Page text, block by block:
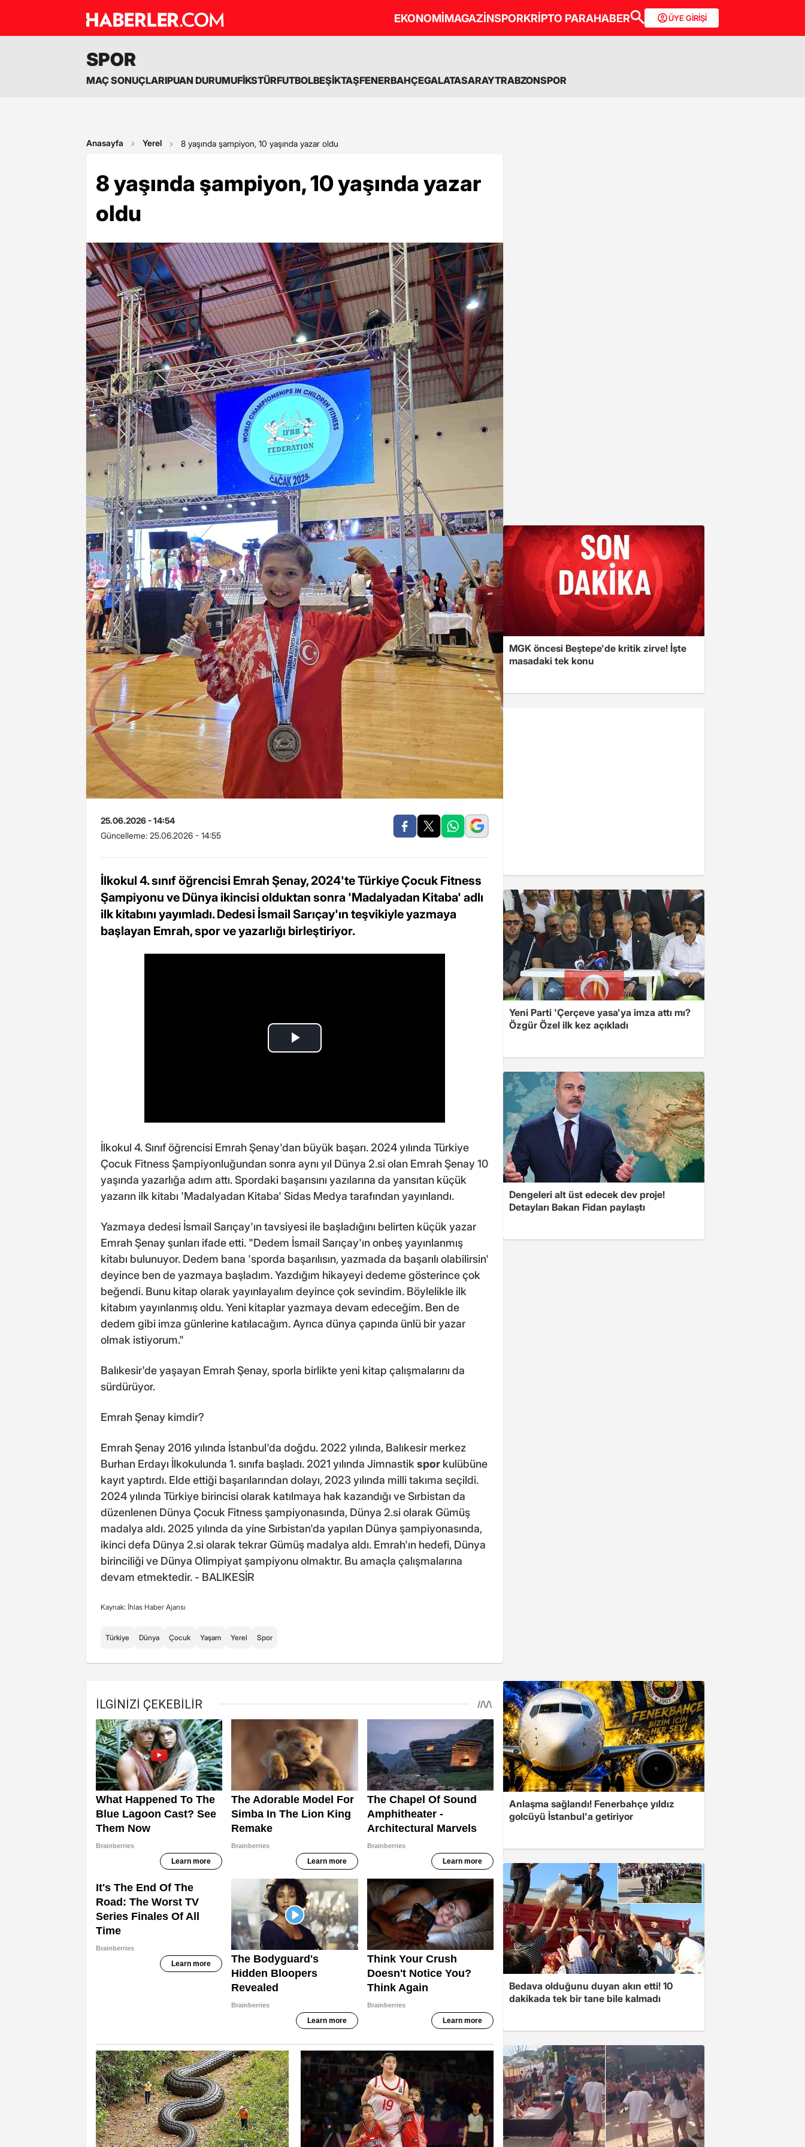
EKONOMİMAGAZİNSPORKRİPTO PARAHABER ÜYE GİRİŞİ
SPOR
MAÇ SONUÇLARIPUAN DURUMUFİKSTÜRFUTBOLBEŞİKTAŞFENERBAHÇEGALATASARAYTRABZONSPOR
Anasayfa Yerel 8 yaşında şampiyon, 10 yaşında yazar oldu
8 yaşında şampiyon, 10 yaşında yazar
oldu
25.06.2026 - 14:54
Güncelleme: 25.06.2026 - 14:55
İlkokul 4. sınıf öğrencisi Emrah Şenay, 2024'te Türkiye Çocuk Fitness
Şampiyonu ve Dünya ikincisi olduktan sonra 'Madalyadan Kitaba' adlı
ilk kitabını yayımladı. Dedesi İsmail Sarıçay'ın teşvikiyle yazmaya
başlayan Emrah, spor ve yazarlığı birleştiriyor.
İlkokul 4. Sınıf öğrencisi Emrah Şenay'dan büyük başarı. 2024 yılında Türkiye
Çocuk Fitness Şampiyonluğundan sonra aynı yıl Dünya 2.si olan Emrah Şenay 10
yaşında yazarlığa adım attı. Spordaki başarısını yazılarına da yansıtan küçük
yazarın ilk kitabı 'Madalyadan Kitaba' Sidas Medya tarafından yayınlandı.
Yazmaya dedesi İsmail Sarıçay'ın tavsiyesi ile başladığını belirten küçük yazar
Emrah Şenay şunları ifade etti. "Dedem İsmail Sarıçay'ın onbeş yayınlanmış
kitabı bulunuyor. Dedem bana 'sporda başarılısın, yazmada da başarılı olabilirsin'
deyince ben de yazmaya başladım. Yazdığım hikayeyi dedeme gösterince çok
beğendi. Bunu kitap olarak yayınlayalım deyince çok sevindim. Böylelikle ilk
kitabım yayınlanmış oldu. Yeni kitaplar yazmaya devam edeceğim. Ben de
dedem gibi imza günlerine katılacağım. Ayrıca dünya çapında ünlü bir yazar
olmak istiyorum."
Balıkesir'de yaşayan Emrah Şenay, sporla birlikte yeni kitap çalışmalarını da
sürdürüyor.
Emrah Şenay kimdir?
Emrah Şenay 2016 yılında İstanbul'da doğdu. 2022 yılında, Balıkesir merkez
Burhan Erdayı İlkokulunda 1. sınıfa başladı. 2021 yılında Jimnastik spor kulübüne
kayıt yaptırdı. Elde ettiği başarılarından dolayı, 2023 yılında milli takıma seçildi.
2024 yılında Türkiye birincisi olarak katılmaya hak kazandığı ve Sırbistan da
düzenlenen Dünya Çocuk Fitness şampiyonasında, Dünya 2.si olarak Gümüş
madalya aldı. 2025 yılında da yine Sırbistan'da yapılan Dünya şampiyonasında,
ikinci defa Dünya 2.si olarak tekrar Gümüş madalya aldı. Emrah'ın hedefi, Dünya
birinciliği ve Dünya Olimpiyat şampiyonu olmaktır. Bu amaçla çalışmalarına
devam etmektedir. - BALIKESİR
Kaynak: İhlas Haber Ajansı
Türkiye Dünya Çocuk Yaşam Yerel Spor
MGK öncesi Beştepe'de kritik zirve! İşte
masadaki tek konu
Yeni Parti 'Çerçeve yasa'ya imza attı mı?
Özgür Özel ilk kez açıkladı
Dengeleri alt üst edecek dev proje!
Detayları Bakan Fidan paylaştı
Anlaşma sağlandı! Fenerbahçe yıldız
golcüyü İstanbul'a getiriyor
Bedava olduğunu duyan akın etti! 10
dakikada tek bir tane bile kalmadı